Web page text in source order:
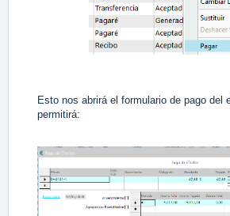
Esto nos abrirá el formulario de pago del
permitirá: